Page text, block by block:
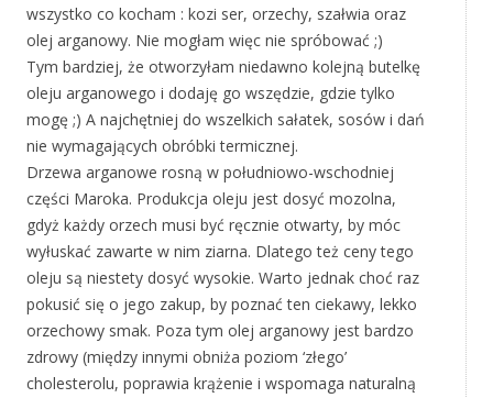
wszystko co kocham : kozi ser, orzechy, szałwia oraz
olej arganowy. Nie mogłam więc nie spróbować ;)
Tym bardziej, że otworzyłam niedawno kolejną butelkę
oleju arganowego i dodaję go wszędzie, gdzie tylko
mogę ;) A najchętniej do wszelkich sałatek, sosów i dań
nie wymagających obróbki termicznej.
Drzewa arganowe rosną w południowo-wschodniej
części Maroka. Produkcja oleju jest dosyć mozolna,
gdyż każdy orzech musi być ręcznie otwarty, by móc
wyłuskać zawarte w nim ziarna. Dlatego też ceny tego
oleju są niestety dosyć wysokie. Warto jednak choć raz
pokusić się o jego zakup, by poznać ten ciekawy, lekko
orzechowy smak. Poza tym olej arganowy jest bardzo
zdrowy (między innymi obniża poziom ‘złego’
cholesterolu, poprawia krążenie i wspomaga naturalną